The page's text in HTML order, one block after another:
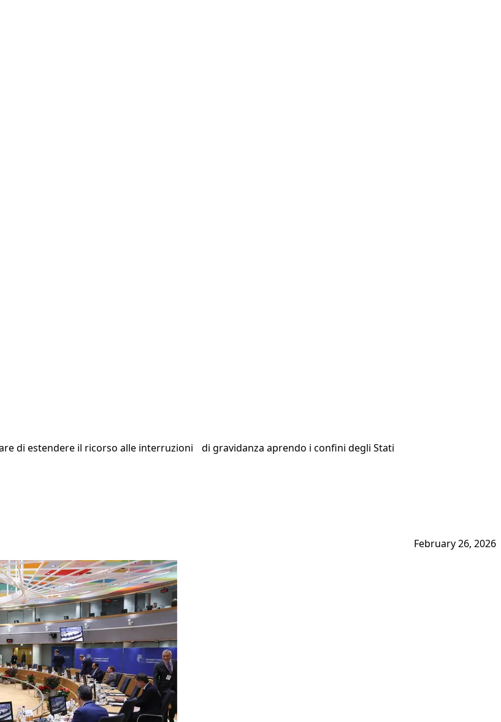
di estendere il ricorso alle interruzioni di gravidanza aprendo i confini degli Stati
February 26, 2026